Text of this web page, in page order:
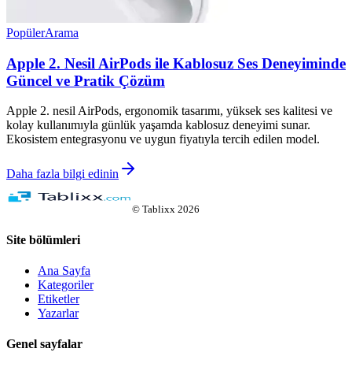
PopülerArama
Apple 2. Nesil AirPods ile Kablosuz Ses Deneyiminde
Güncel ve Pratik Çözüm
Apple 2. nesil AirPods, ergonomik tasarımı, yüksek ses kalitesi ve
kolay kullanımıyla günlük yaşamda kablosuz deneyimi sunar.
Ekosistem entegrasyonu ve uygun fiyatıyla tercih edilen model.
Daha fazla bilgi edinin
© Tablixx 2026
Site bölümleri
Ana Sayfa
Kategoriler
Etiketler
Yazarlar
Genel sayfalar